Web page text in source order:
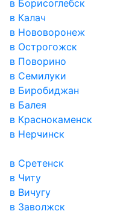
в Борисоглебск
в Калач
в Нововоронеж
в Острогожск
в Поворино
в Семилуки
в Биробиджан
в Балея
в Краснокаменск
в Нерчинск
в Сретенск
в Читу
в Вичугу
в Заволжск